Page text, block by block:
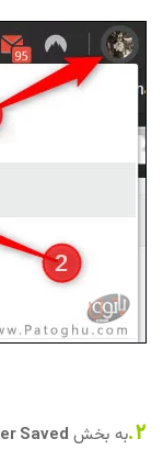
2. به بخش Saved